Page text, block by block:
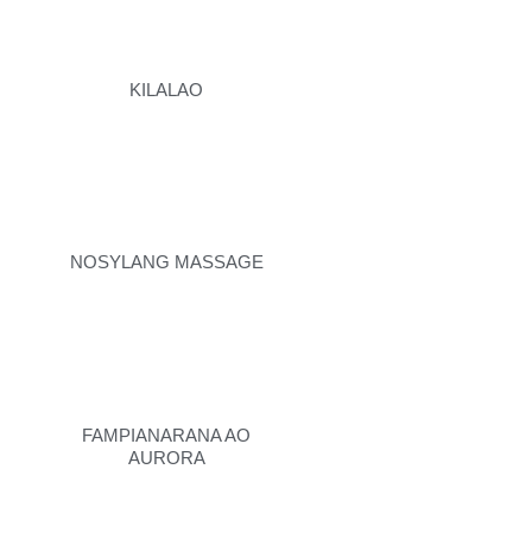
KILALAO
NOSYLANG MASSAGE
FAMPIANARANA AO
AURORA